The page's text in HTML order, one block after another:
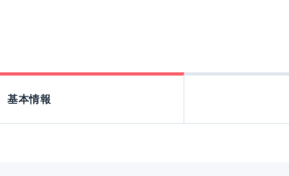
基本情報